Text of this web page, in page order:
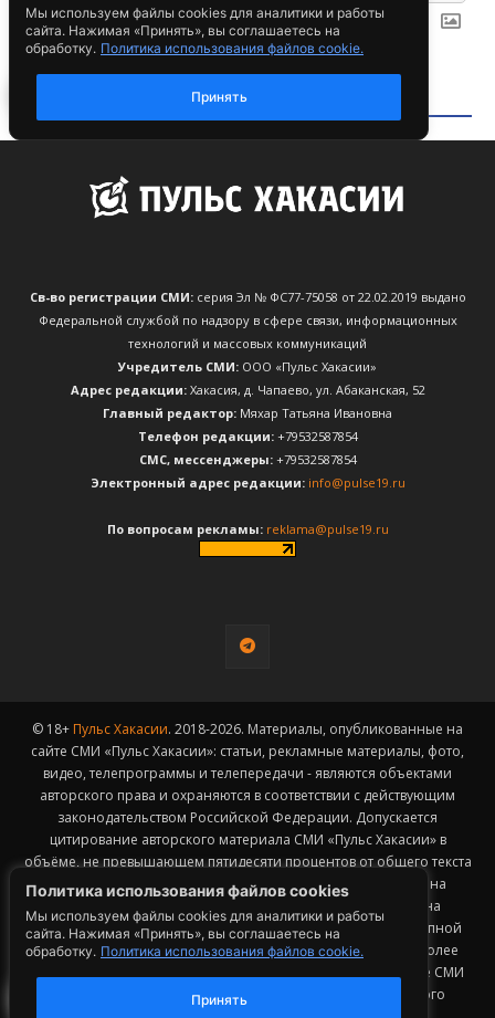
Политика использования файлов cookies
Мы используем файлы cookies для аналитики и работы
сайта. Нажимая «Принять», вы соглашаетесь на
обработку. Политика использования файлов cookie.
Принять
Св-во регистрации СМИ:серия Эл № ФС77-75058 от 22.02.2019 выдано
Федеральной службой по надзору в сфере связи, информационных
технологий и массовых коммуникаций
Учредитель СМИ: ООО «Пульс Хакасии»
Адрес редакции:Хакасия, д. Чапаево, ул. Абаканская, 52
Главный редактор: Мяхар Татьяна Ивановна
Телефон редакции:+79532587854
CМС, мессенджеры:+79532587854
Электронный адрес редакции: info@pulse19.ru
По вопросам рекламы: reklama@pulse19.ru
© 18+ Пульс Хакасии. 2018-2026. Материалы, опубликованные на
сайте СМИ «Пульс Хакасии»: статьи, рекламные материалы, фото,
видео, телепрограммы и телепередачи - являются объектами
авторского права и охраняются в соответствии с действующим
законодательством Российской Федерации. Допускается
цитирование авторского материала СМИ «Пульс Хакасии» в
объёме, не превышающем пятидесяти процентов от общего текста
публикации с обязательным размещением гиперссылки на
страницу заимствования материала. Гиперссылка должна
размещаться в тексте цитируемого материала и быть доступной
для индексации поисковыми системами. Заимствование более
50% общего объема материала, опубликованного на сайте СМИ
«Пульс Хакасии», возможно исключительно с письменного